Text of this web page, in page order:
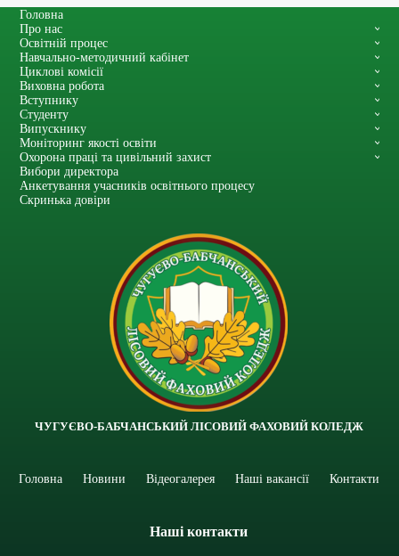
Головна
Про нас
Освітній процес
Навчально-методичний кабінет
Циклові комісії
Виховна робота
Вступнику
Студенту
Випускнику
Моніторинг якості освіти
Охорона праці та цивільний захист
Вибори директора
Анкетування учасників освітнього процесу
Скринька довіри
ЧУГУЄВО-БАБЧАНСЬКИЙ ЛІСОВИЙ ФАХОВИЙ КОЛЕДЖ
Головна Новини Відеогалерея Наші вакансії Контакти
Наші контакти